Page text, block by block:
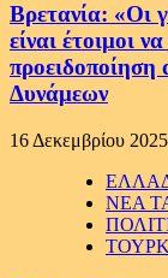
Βρετανία: «Οι
είναι έτοιμοι
Δυνάμεων
16 Δεκεμβρίου 2025
ΝΕΑ